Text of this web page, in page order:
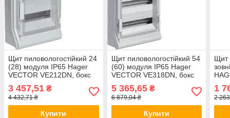
Щит пиловологостійкий 24
(28) модуля IP65 Hager
VECTOR VE212DN, бокс
3 457,51 ₴
4 432,71 ₴
Купити
Щит пиловологостійкий 54
(60) модуля IP65 Hager
VECTOR VE318DN, бокс
для автоматів
5 365,65₴
6 879,04 ₴
Купити
Щит
1
2